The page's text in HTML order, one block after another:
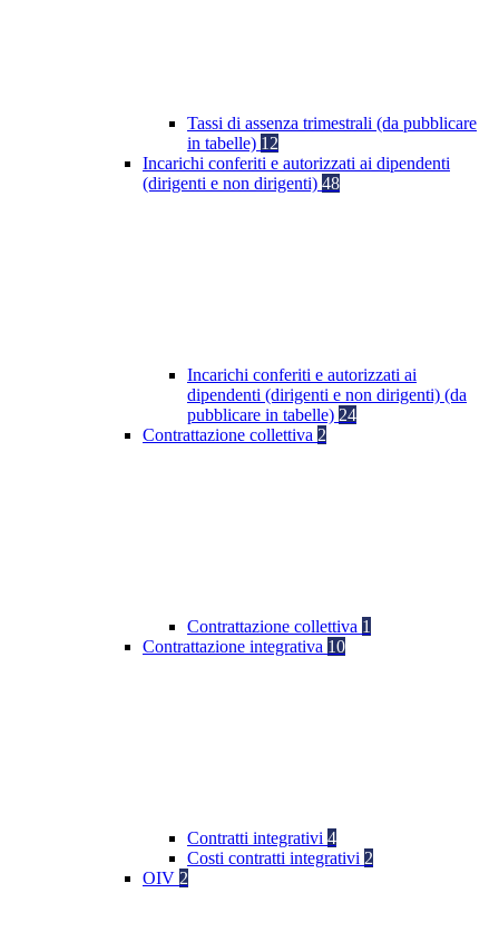
Tassi di assenza trimestrali (da pubblicare
in tabelle) 12
Incarichi conferiti e autorizzati ai dipendenti
(dirigenti e non dirigenti) 48
Incarichi conferiti e autorizzati ai
dipendenti (dirigenti e non dirigenti) (da
pubblicare in tabelle) 24
Contrattazione collettiva 2
Contrattazione collettiva 1
Contrattazione integrativa 10
Contratti integrativi 4
Costi contratti integrativi 2
OIV 2